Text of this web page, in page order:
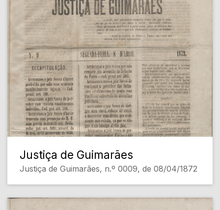
Justiça de Guimarães
Justiça de Guimarães, n.º 0009, de 08/04/1872